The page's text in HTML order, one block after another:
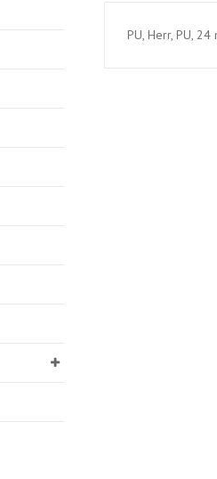
PU, Herr, PU, 24